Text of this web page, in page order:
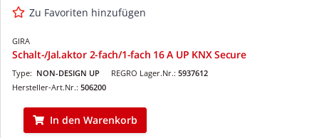
Zu Favoriten hinzufügen
GIRA
Schalt-/Jal.aktor 2-fach/1-fach 16 A UP KNX Secure
REGRO Lager.Nr.: 5937612
Type: NON-DESIGN UP
Hersteller-Art.Nr.: 506200
In den Warenkorb